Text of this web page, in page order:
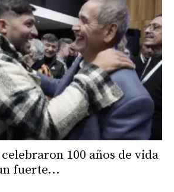
100 años de vida
fuerte...